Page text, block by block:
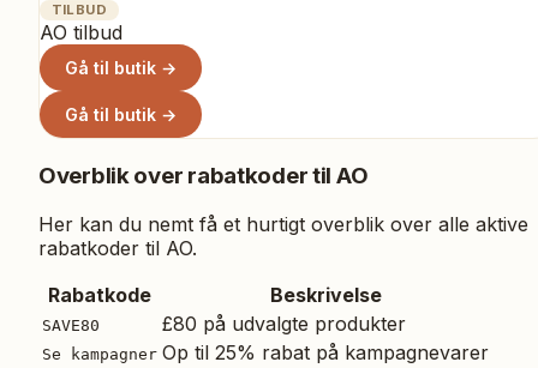
TILBUD
AO tilbud
Gå til butik →
Gå til butik →
Overblik over rabatkoder til AO
Her kan du nemt få et hurtigt overblik over alle aktive
rabatkoder til AO.
Rabatkode
Beskrivelse
SAVE80 £80 på udvalgte produkter
Se kampagner Op til 25% rabat på kampagnevarer